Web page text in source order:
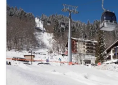
inkl. Blechkuchen & Eis, Kaffee
inkl. Obst & Säfte während
inkl. Mineral & Saftbar
Kinderpreise inkl. Halbpension